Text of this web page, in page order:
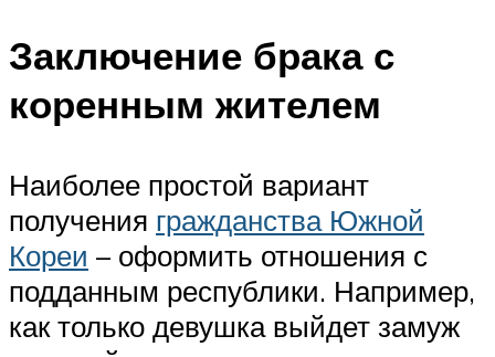
Заключение брака с
коренным жителем
Наиболее простой вариант
получения гражданства Южной
Кореи – оформить отношения с
подданным республики. Например,
как только девушка выйдет замуж